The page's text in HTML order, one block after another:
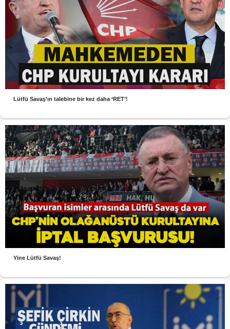
Lütfü Savaş’ın talebine bir kez daha ‘RET’!
Yine Lütfü Savaş!